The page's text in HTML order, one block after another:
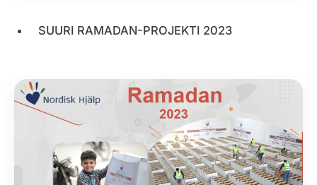
SUURI RAMADAN-PROJEKTI 2023